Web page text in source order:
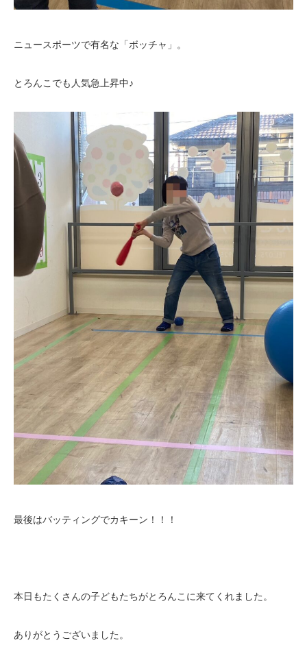
ニュースポーツで有名な「ボッチャ」。
とろんこでも人気急上昇中♪
最後はバッティングでカキーン！！！
本日もたくさんの子どもたちがとろんこに来てくれました。
ありがとうございました。